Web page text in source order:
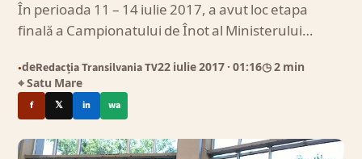
În perioada 11 – 14 iulie 2017, a avut loc etapa
finală a Campionatului de Înot al Ministerului…
●deRedacția Transilvania TV22 iulie 2017 · 01:16◷ 2 min
⌖ Satu Mare
f 𝕏 in wa